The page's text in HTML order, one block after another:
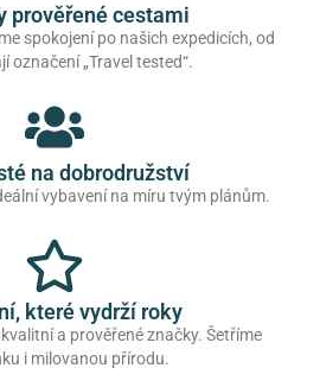
prověřené cestami
spokojení po našich expedicích, od
označení „Travel tested“.
na dobrodružství
vybavení na míru tvým plánům.
které vydrží roky
a prověřené značky. Šetříme
i milovanou přírodu.